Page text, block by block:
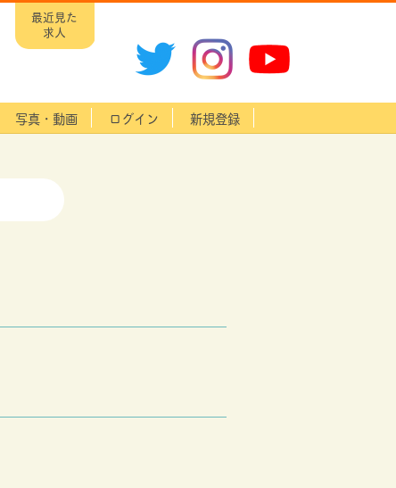
最近見た
求人
写真・動画 ログイン 新規登録